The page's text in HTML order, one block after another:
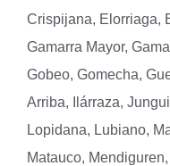
Crispijana, Elorriaga,
Gamarra Mayor,
Gobeo, Gomecha,
Arriba, Ilárraza,
Lopidana, Lubiano,
Matauco,